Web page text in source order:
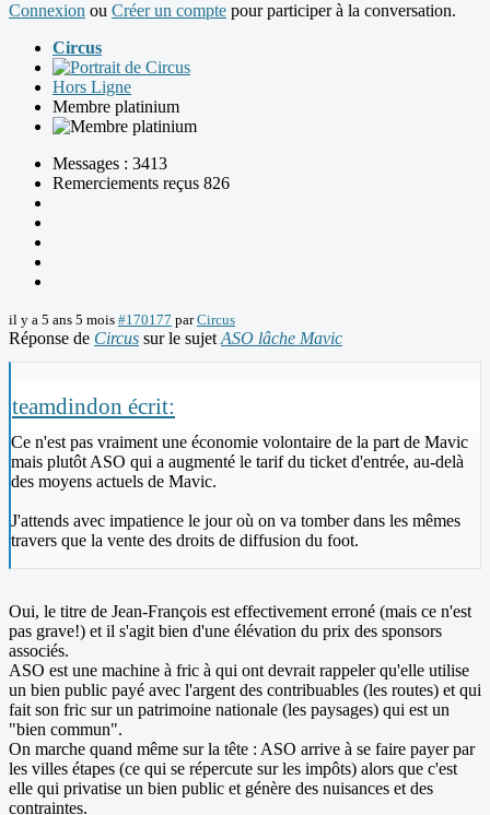
Connexion ou Créer un compte pour participer à la conversation.
Circus
Hors Ligne
Membre platinium
Messages : 3413
Remerciements reçus 826
il y a 5 ans 5 mois #170177 parCircus
Réponse de Circus sur le sujet ASO lâche Mavic
teamdindon écrit:
Ce n'est pas vraiment une économie volontaire de la part de Mavic
mais plutôt ASO qui a augmenté le tarif du ticket d'entrée, au-delà
des moyens actuels de Mavic.
J'attends avec impatience le jour où on va tomber dans les mêmes
travers que la vente des droits de diffusion du foot.
Oui, le titre de Jean-François est effectivement erroné (mais ce n'est
pas grave!) et il s'agit bien d'une élévation du prix des sponsors
associés.
ASO est une machine à fric à qui ont devrait rappeler qu'elle utilise
un bien public payé avec l'argent des contribuables (les routes) et qui
fait son fric sur un patrimoine nationale (les paysages) qui est un
"bien commun".
On marche quand même sur la tête : ASO arrive à se faire payer par
les villes étapes (ce qui se répercute sur les impôts) alors que c'est
elle qui privatise un bien public et génère des nuisances et des
contraintes.